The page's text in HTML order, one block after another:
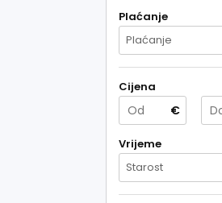
Plaćanje
Plaćanje
Cijena
€
Vrijeme
Starost